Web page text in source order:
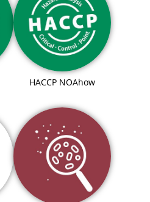
HACCP NOAhow